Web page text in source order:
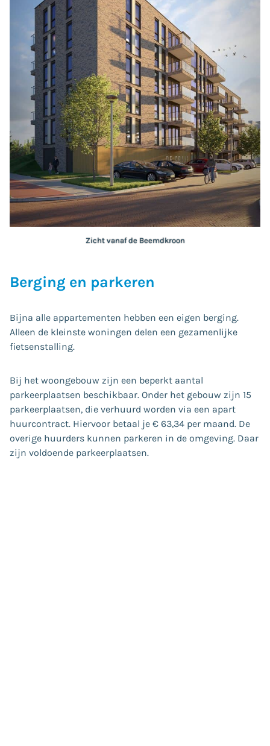
Zicht vanaf de Beemdkroon
Berging en parkeren
Bijna alle appartementen hebben een eigen berging.
Alleen de kleinste woningen delen een gezamenlijke
fietsenstalling.
Bij het woongebouw zijn een beperkt aantal
parkeerplaatsen beschikbaar. Onder het gebouw zijn 15
parkeerplaatsen, die verhuurd worden via een apart
huurcontract. Hiervoor betaal je € 63,34 per maand. De
overige huurders kunnen parkeren in de omgeving. Daar
zijn voldoende parkeerplaatsen.